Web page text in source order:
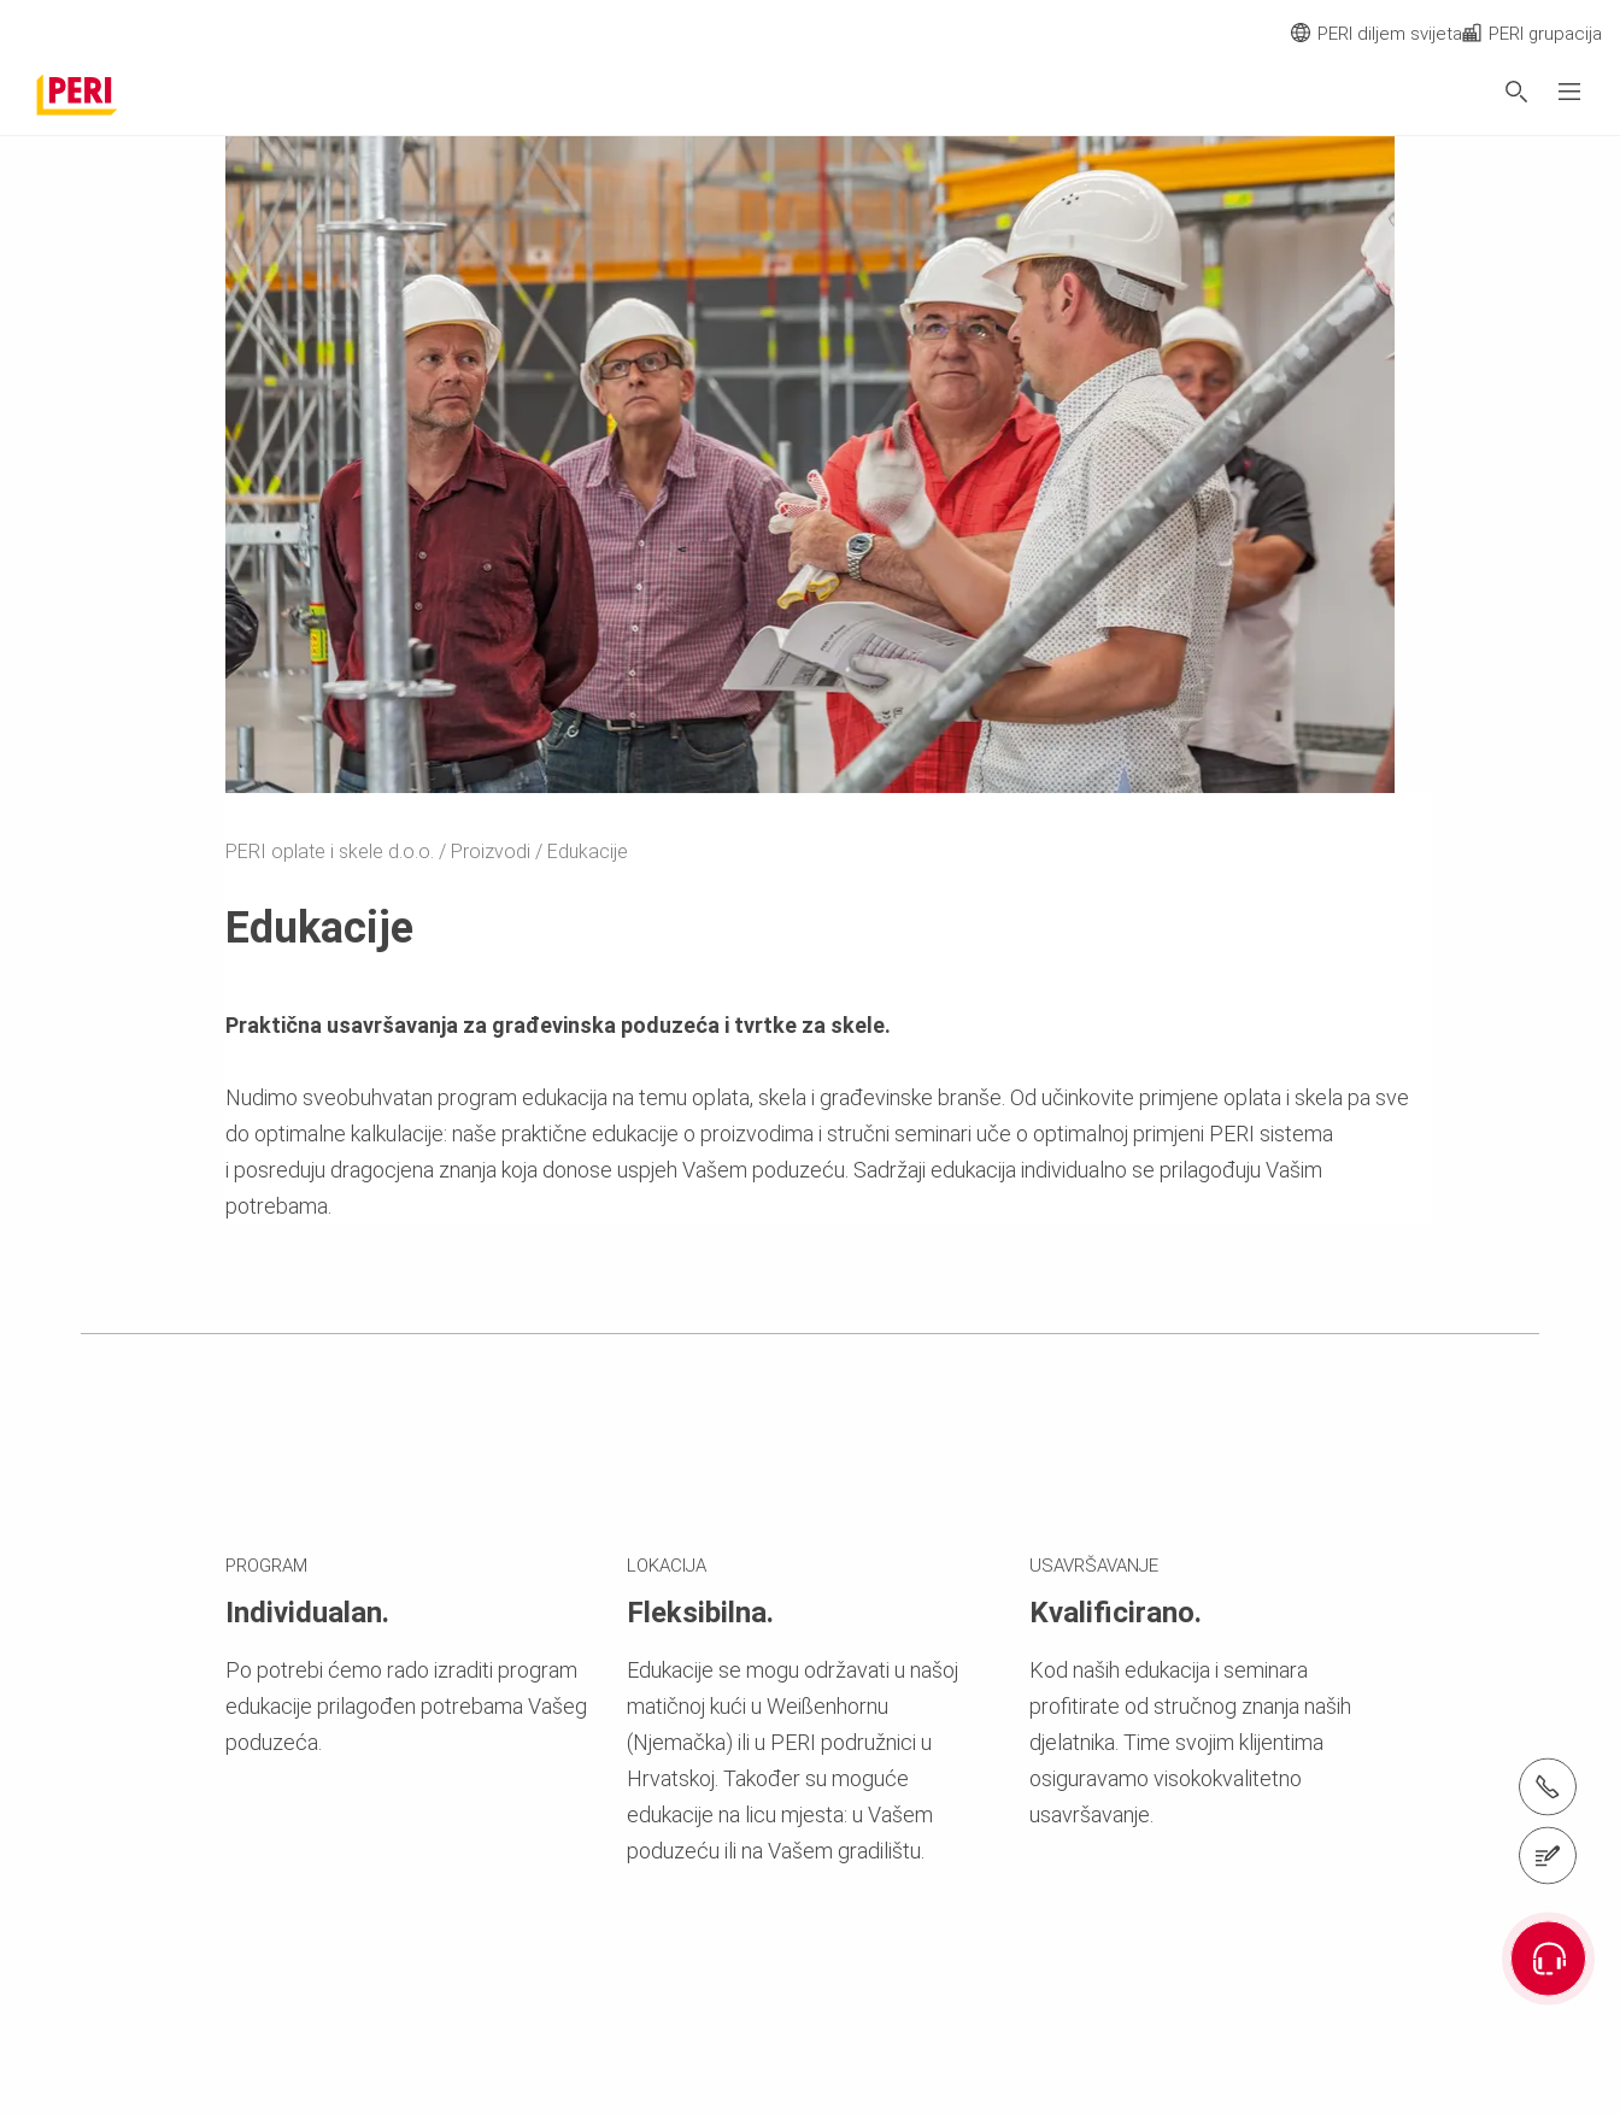
PERI oplate i skele d.o.o. Proizvodi Edukacije
Edukacije
Praktična usavršavanja za građevinska poduzeća i tvrtke za skele.
Nudimo sveobuhvatan program edukacija na temu oplata, skela i građevinske branše. Od učinkovite primjene oplata i skela pa sve
do optimalne kalkulacije: naše praktične edukacije o proizvodima i stručni seminari uče o optimalnoj primjeni PERI sistema
i posreduju dragocjena znanja koja donose uspjeh Vašem poduzeću. Sadržaji edukacija individualno se prilagođuju Vašim
potrebama.
PROGRAM
Individualan.
Po potrebi ćemo rado izraditi program
edukacije prilagođen potrebama Vašeg
poduzeća.
LOKACIJA
Fleksibilna.
Edukacije se mogu održavati u našoj
matičnoj kući u Weißenhornu
(Njemačka) ili u PERI podružnici u
Hrvatskoj. Također su moguće
edukacije na licu mjesta: u Vašem
poduzeću ili na Vašem gradilištu.
USAVRŠAVANJE
Kvalificirano.
Kod naših edukacija i seminara
profitirate od stručnog znanja naših
djelatnika. Time svojim klijentima
osiguravamo visokokvalitetno
usavršavanje.
PERI diljem svijeta PERI grupacija